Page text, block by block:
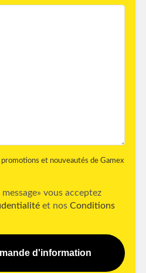
et nouveautés de Gamex
vous acceptez
et nos Conditions
d'information